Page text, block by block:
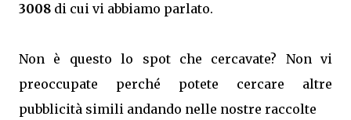
3008 di cui vi abbiamo parlato.
Non è questo lo spot che cercavate? Non vi
preoccupate perché potete cercare altre
pubblicità simili andando nelle nostre raccolte